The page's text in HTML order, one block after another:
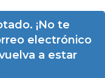
¡No te
electrónico
a estar